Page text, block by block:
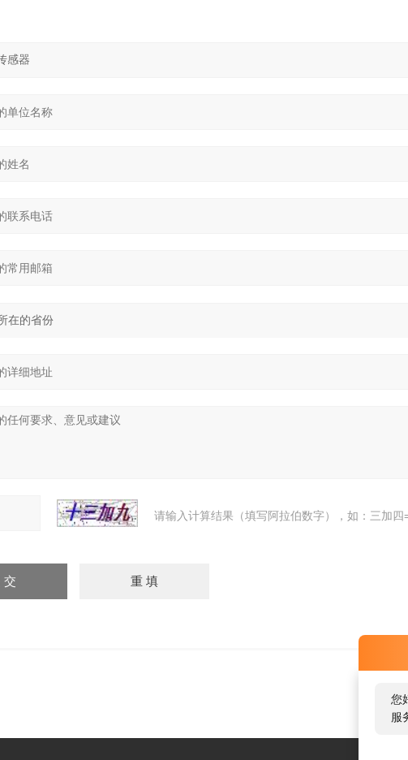
您
服
请输入计算结果（填写阿拉伯数字），如：三加四